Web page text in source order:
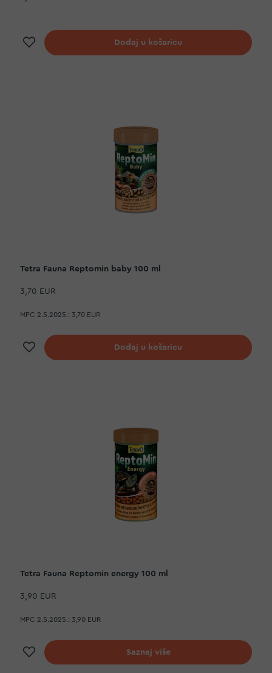
Dodaj na listu želja
Dodaj u košaricu
Tetra Fauna Reptomin baby 100 ml
3,70 EUR
MPC 2.5.2025.: 3,70 EUR
Dodaj na listu želja
Dodaj u košaricu
Tetra Fauna Reptomin energy 100 ml
3,90 EUR
MPC 2.5.2025.: 3,90 EUR
Saznaj više
Dodaj na listu želja